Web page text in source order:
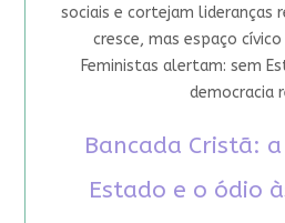
sociais e cortejam lideranças
cresce, mas espaço
Feministas alertam: sem
democracia
Bancada Cristã:
Estado e o ódio